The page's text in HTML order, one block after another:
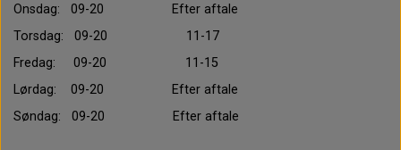
Onsdag: 09-20 Efter aftale
Torsdag: 09-20 11-17
Fredag: 09-20 11-15
Lørdag: 09-20 Efter aftale
Søndag: 09-20 Efter aftale